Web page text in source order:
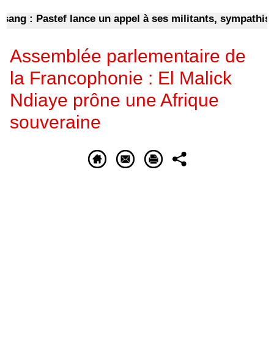
: Pastef lance un appel à ses militants,
Assemblée parlementaire de
la Francophonie : El Malick
Ndiaye prône une Afrique
souveraine